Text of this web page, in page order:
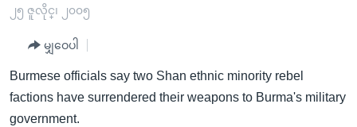
ပင်မ
ကျော်
ကြည့်
ရန်
အစ္စရေး-ပါလက်စတိုင်း
အင်္ဂလိပ်စာလေ့လာမယ်
အမေရိကန်သုံးအီဒီယံ
မကြေးမုံရဲ့ အင်္ဂလိပ်စာ
ရေဒီယို
ရေဒီယိုနှင့်ရုပ်သံ အချက်အလက်များ
၂၅ ဇူလိုင္၊ ၂၀၀၅
မျှဝေပါ
Burmese officials say two Shan ethnic minority rebel
factions have surrendered their weapons to Burma's military
government.